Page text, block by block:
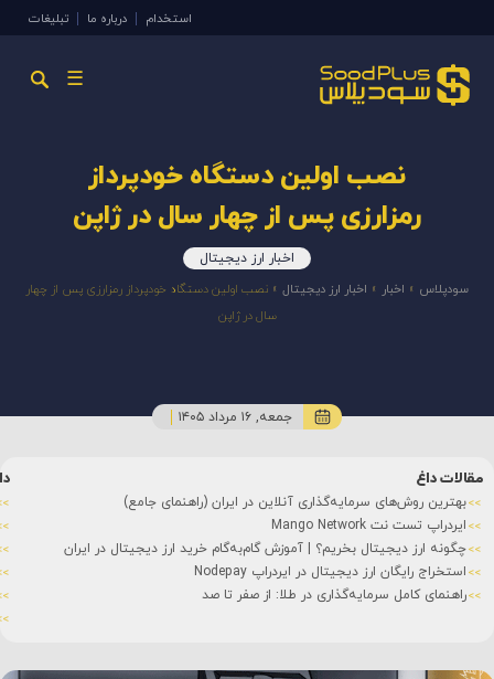
استخدام درباره ما تبلیغات
☰
نصب اولین دستگاه خودپرداز
رمزارزی پس از چهار سال در ژاپن
اخبار ارز دیجیتال
سودپلاس » اخبار » اخبار ارز دیجیتال » نصب اولین دستگاه خودپرداز رمزارزی پس از چهار
سال در ژاپن
جمعه, ۱۶ مرداد ۱۴۰۵
مقالات داغ
بهترین روش‌های سرمایه‌گذاری آنلاین در ایران (راهنمای جامع)
ایردراپ تست نت Mango Network
چگونه ارز دیجیتال بخریم؟ | آموزش گام‌به‌گام خرید ارز دیجیتال در ایران
استخراج رایگان ارز دیجیتال در ایردراپ Nodepay
راهنمای کامل سرمایه‌گذاری در طلا: از صفر تا صد